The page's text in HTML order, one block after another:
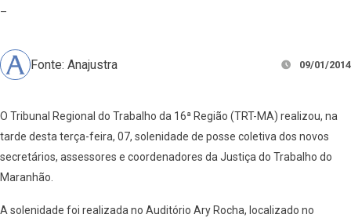
–
Fonte: Anajustra 09/01/2014
O Tribunal Regional do Trabalho da 16ª Região (TRT-MA) realizou, na
tarde desta terça-feira, 07, solenidade de posse coletiva dos novos
secretários, assessores e coordenadores da Justiça do Trabalho do
Maranhão.
A solenidade foi realizada no Auditório Ary Rocha, localizado no